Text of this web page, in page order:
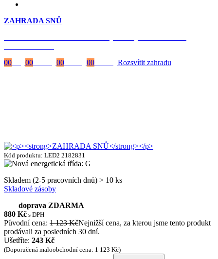
ZAHRADA SNŮ
00
00 00 00 Rozsvítit zahradu
Kód produktu: LED2 2182831
Skladem (2-5 pracovních dnů) > 10 ks
Skladové zásoby
doprava ZDARMA
880 Kč s DPH
Původní cena: 1 123 KčNejnižší cena, za kterou jsme tento produkt
prodávali za posledních 30 dní.
Ušetříte: 243 Kč
(Doporučená maloobchodní cena: 1 123 Kč)